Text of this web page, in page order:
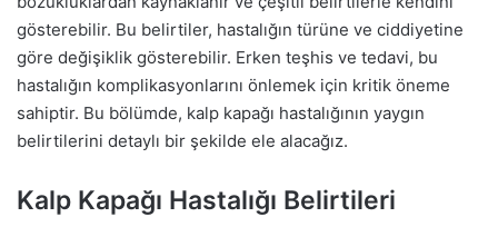
gösterebilir. Bu belirtiler, hastalığın türüne ve ciddiyetine
göre değişiklik gösterebilir. Erken teşhis ve tedavi, bu
hastalığın komplikasyonlarını önlemek için kritik öneme
sahiptir. Bu bölümde, kalp kapağı hastalığının yaygın
belirtilerini detaylı bir şekilde ele alacağız.
Kalp Kapağı Hastalığı Belirtileri